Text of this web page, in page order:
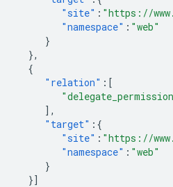
"site" : "https://
"namespace" : "web"
}
},
{
"relation" :[
],
"target" :{
"site" : "https://
"namespace" : "web"
}
}]